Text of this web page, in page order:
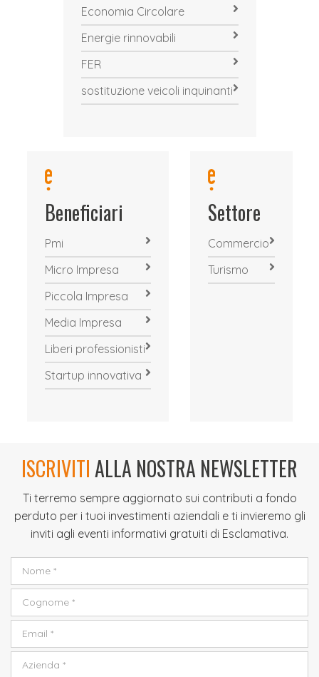
Economia Circolare
Energie rinnovabili
FER
sostituzione veicoli inquinanti
Beneficiari
Pmi
Micro Impresa
Piccola Impresa
Media Impresa
Liberi professionisti
Startup innovativa
Settore
Commercio
Turismo
ISCRIVITIALLA NOSTRA NEWSLETTER
Ti terremo sempre aggiornato sui contributi a fondo
perduto per i tuoi investimenti aziendali e ti invieremo gli
inviti agli eventi informativi gratuiti di Esclamativa.